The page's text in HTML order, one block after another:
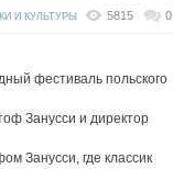
И КУЛЬТУРЫ 5815 0
фестиваль польского
Занусси и директор
Занусси, где классик